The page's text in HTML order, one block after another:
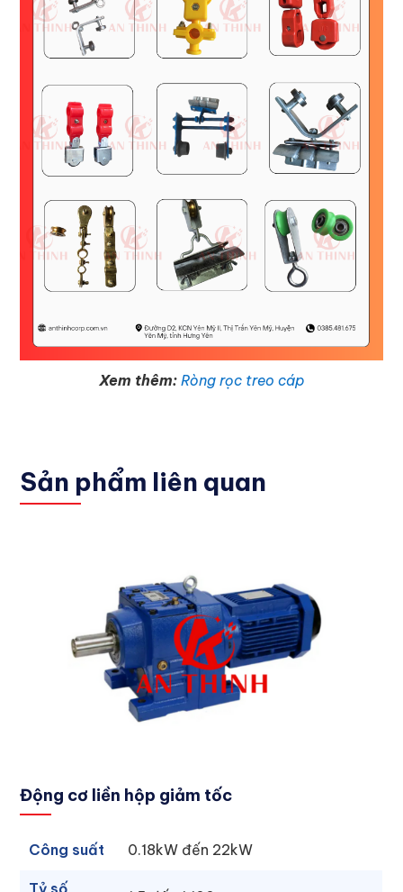
Xem thêm: Ròng rọc treo cáp
Sản phẩm liên quan
Động cơ liền hộp giảm tốc
Công suất 0.18kW đến 22kW